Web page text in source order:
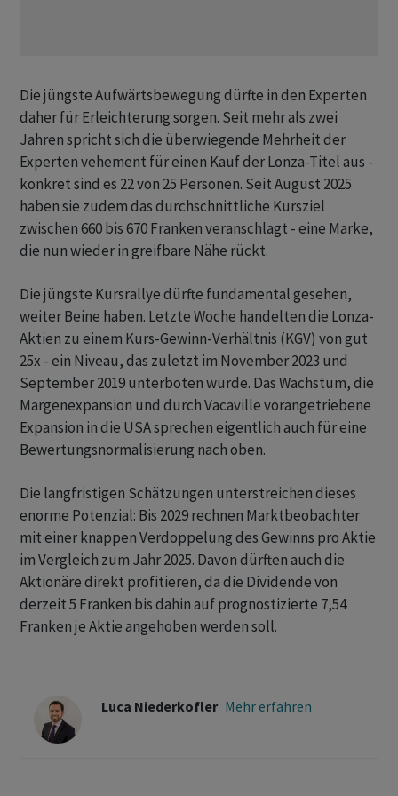
Die jüngste Aufwärtsbewegung dürfte in den Experten
daher für Erleichterung sorgen. Seit mehr als zwei
Jahren spricht sich die überwiegende Mehrheit der
Experten vehement für einen Kauf der Lonza-Titel aus -
konkret sind es 22 von 25 Personen. Seit August 2025
haben sie zudem das durchschnittliche Kursziel
zwischen 660 bis 670 Franken veranschlagt - eine Marke,
die nun wieder in greifbare Nähe rückt.
Die jüngste Kursrallye dürfte fundamental gesehen,
weiter Beine haben. Letzte Woche handelten die Lonza-
Aktien zu einem Kurs-Gewinn-Verhältnis (KGV) von gut
25x - ein Niveau, das zuletzt im November 2023 und
September 2019 unterboten wurde. Das Wachstum, die
Margenexpansion und durch Vacaville vorangetriebene
Expansion in die USA sprechen eigentlich auch für eine
Bewertungsnormalisierung nach oben.
Die langfristigen Schätzungen unterstreichen dieses
enorme Potenzial: Bis 2029 rechnen Marktbeobachter
mit einer knappen Verdoppelung des Gewinns pro Aktie
im Vergleich zum Jahr 2025. Davon dürften auch die
Aktionäre direkt profitieren, da die Dividende von
derzeit 5 Franken bis dahin auf prognostizierte 7,54
Franken je Aktie angehoben werden soll.
Luca Niederkofler Mehr erfahren